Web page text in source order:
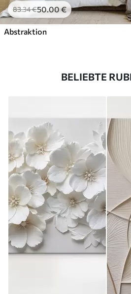
83.34€50.00€
Abstraktion
BELIEBTE